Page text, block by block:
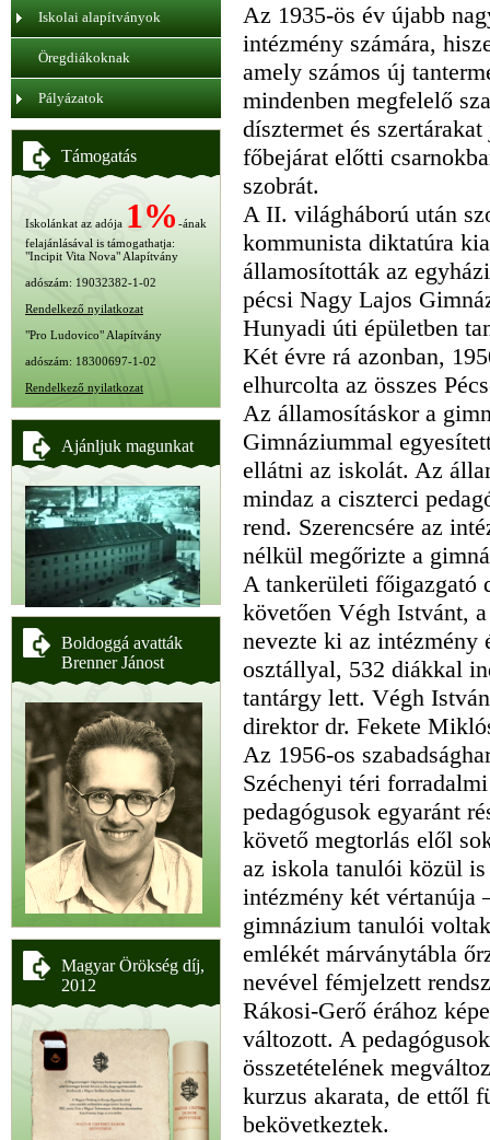
Iskolai alapítványok
Öregdiákoknak
Pályázatok
Támogatás
Iskolánkat az adója 1% -ának
felajánlásával is támogathatja:
"Incipit Vita Nova" Alapítvány
adószám: 19032382-1-02
Rendelkező nyilatkozat
"Pro Ludovico" Alapítvány
adószám: 18300697-1-02
Rendelkező nyilatkozat
Ajánljuk magunkat
Boldoggá avatták
Brenner Jánost
Magyar Örökség díj,
2012
Az 1935-ös év újabb
intézmény számára,
amely számos új
mindenben megfelelő
dísztermet és
főbejárat előtti
szobrát.
A II. világháború után
kommunista diktatúra
államosították az
pécsi Nagy Lajos
Hunyadi úti épületben
Két évre rá azonban,
elhurcolta az összes
Az államosításkor a
Gimnáziummal
ellátni az iskolát. Az
mindaz a ciszterci
rend. Szerencsére az
nélkül megőrizte a
A tankerületi főigazgató
követően Végh Istvánt,
nevezte ki az intézmény
osztállyal, 532 diákkal
tantárgy lett. Végh
direktor dr. Fekete
Az 1956-os
Széchenyi téri
pedagógusok egyaránt
követő megtorlás elől
az iskola tanulói közül
intézmény két vértanúja
gimnázium tanulói
emlékét márványtábla
nevével fémjelzett
Rákosi-Gerő érához
változott. A
összetételének
kurzus akarata, de ettől
bekövetkeztek.